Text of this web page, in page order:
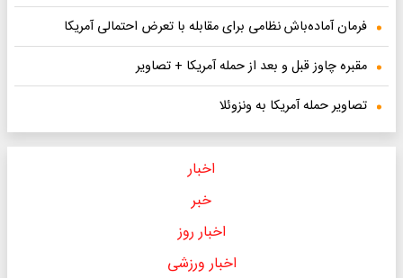
فرمان آماده‌باش نظامی برای مقابله با تعرض احتمالی آمریکا
مقبره چاوز قبل و بعد از حمله آمریکا + تصاویر
تصاویر حمله آمریکا به ونزوئلا
اخبار
خبر
اخبار روز
اخبار ورزشی